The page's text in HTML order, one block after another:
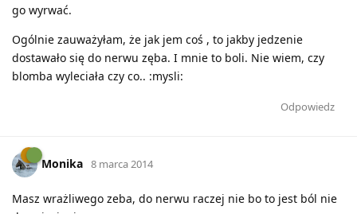
go wyrwać.
Ogólnie zauważyłam, że jak jem coś , to jakby jedzenie
dostawało się do nerwu zęba. I mnie to boli. Nie wiem, czy
blomba wyleciała czy co.. :mysli:
Odpowiedz
Monika 8 marca 2014
Masz wrażliwego zeba, do nerwu raczej nie bo to jest ból nie